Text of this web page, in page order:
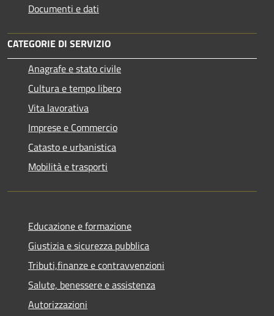
Documenti e dati
CATEGORIE DI SERVIZIO
Anagrafe e stato civile
Cultura e tempo libero
Vita lavorativa
Imprese e Commercio
Catasto e urbanistica
Mobilità e trasporti
Educazione e formazione
Giustizia e sicurezza pubblica
Tributi,finanze e contravvenzioni
Salute, benessere e assistenza
Autorizzazioni